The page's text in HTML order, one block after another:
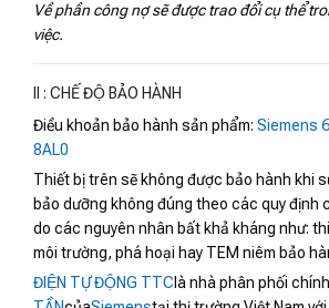
Về phần công nợ sẽ được trao đổi cụ thể
việc.
II : CHẾ ĐỘ BẢO HÀNH
Điều khoản bảo hành sản phẩm: Siemens
8AL0
Thiết bị trên sẽ không được bảo hành khi
bảo dưỡng không đúng theo các quy định
do các nguyên nhân bất khả kháng như:
môi trường, phá hoại hay TEM niêm bảo
ĐIỆN TỰ ĐỘNG TTC là nhà phân phối